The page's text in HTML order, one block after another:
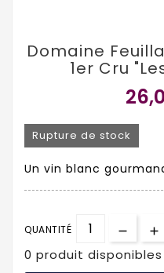
Domaine
1er Cru
Rupture de stock
Un vin blanc
QUANTITÉ
0 produit disponibles